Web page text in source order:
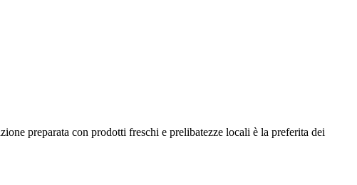
preparata con prodotti freschi e prelibatezze locali è la preferita dei